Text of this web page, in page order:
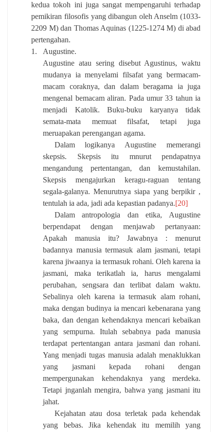
kedua tokoh ini juga sangat mempengaruhi terhadap
pemikiran filosofis yang dibangun oleh Anselm (1033-
2209 M) dan Thomas Aquinas (1225-1274 M) di abad
pertengahan.
1.
Augustine.
Augustine atau sering disebut Agustinus, waktu
mudanya ia menyelami filsafat yang bermacam-
macam coraknya, dan dalam beragama ia juga
mengenal bemacam aliran. Pada umur 33 tahun ia
menjadi Katolik. Buku-buku karyanya tidak
semata-mata memuat filsafat, tetapi juga
meruapakan perengangan agama.
Dalam logikanya Augustine memerangi
skepsis. Skepsis itu mnurut pendapatnya
mengandung pertentangan, dan kemustahilan.
Skepsis mengajurkan keragu-raguan tentang
segala-galanya. Menurutnya siapa yang berpikir ,
tentulah ia ada, jadi ada kepastian padanya.[20]
Dalam antropologia dan etika, Augustine
berpendapat dengan menjawab pertanyaan:
Apakah manusia itu? Jawabnya : menurut
badannya manusia termasuk alam jasmani, tetapi
karena jiwaanya ia termasuk rohani. Oleh karena ia
jasmani, maka terikatlah ia, harus mengalami
perubahan, sengsara dan terlibat dalam waktu.
Sebalinya oleh karena ia termasuk alam rohani,
maka dengan budinya ia mencari kebenarana yang
baka, dan dengan kehendaknya mencari kebaikan
yang sempurna. Itulah sebabnya pada manusia
terdapat pertentangan antara jasmani dan rohani.
Yang menjadi tugas manusia adalah menaklukkan
yang jasmani kepada rohani dengan
mempergunakan kehendaknya yang merdeka.
Tetapi jnganlah mengira, bahwa yang jasmani itu
jahat.
Kejahatan atau dosa terletak pada kehendak
yang bebas. Jika kehendak itu memilih yang